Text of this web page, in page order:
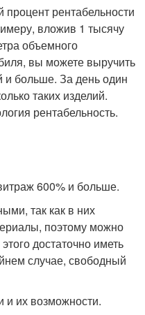
рентабельности
вложив 1 тысячу
объемного
вы можете выручить
и больше. За день один
таких изделий.
рентабельность.
600% и больше.
так как в них
поэтому можно
достаточно иметь
случае, свободный
их возможности.